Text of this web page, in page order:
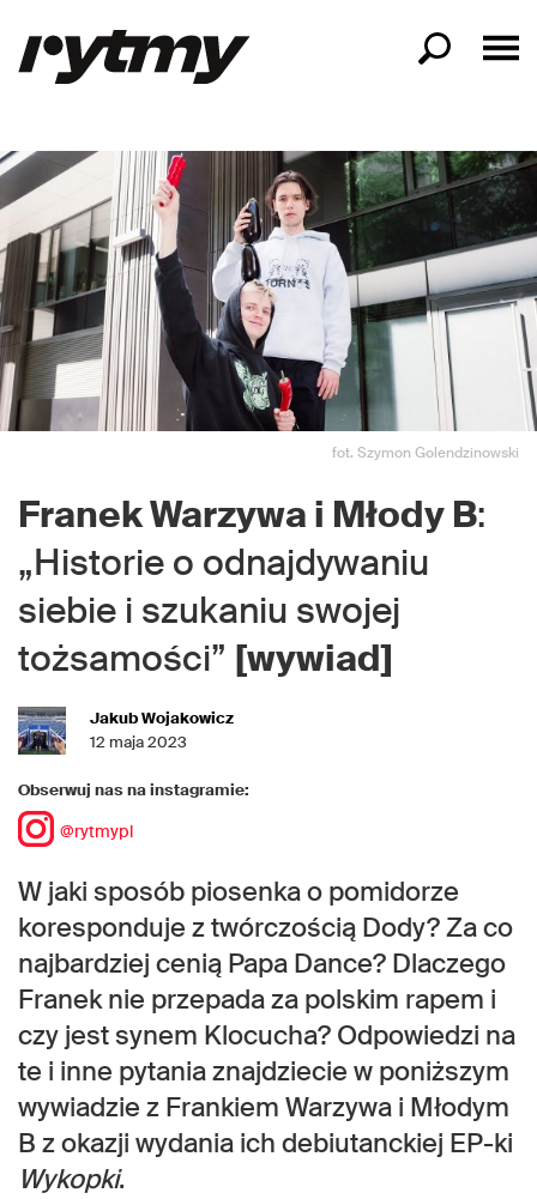
fot. Szymon Golendzinowski
Franek Warzywa i Młody B:
„Historie o odnajdywaniu
siebie i szukaniu swojej
tożsamości” [wywiad]
Jakub Wojakowicz
12 maja 2023
Obserwuj nas na instagramie:
@rytmypl
W jaki sposób piosenka o pomidorze
koresponduje z twórczością Dody? Za co
najbardziej cenią Papa Dance? Dlaczego
Franek nie przepada za polskim rapem i
czy jest synem Klocucha? Odpowiedzi na
te i inne pytania znajdziecie w poniższym
wywiadzie z Frankiem Warzywa i Młodym
B z okazji wydania ich debiutanckiej EP-ki
Wykopki.